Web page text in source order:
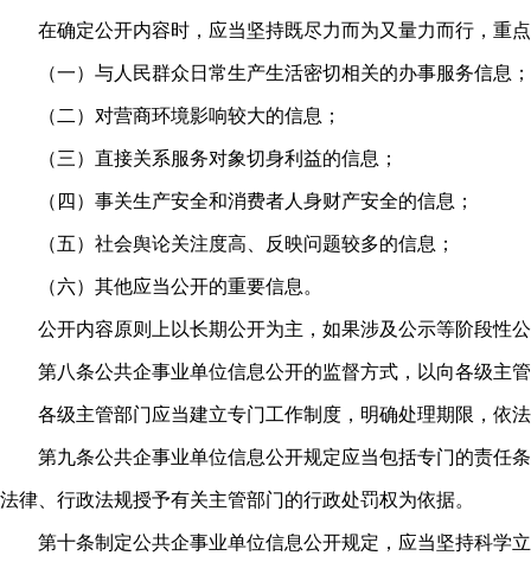
在确定公开内容时，应当坚持既尽力而为又量力而行，重
（一）与人民群众日常生产生活密切相关的办事服务信息；
（二）对营商环境影响较大的信息；
（三）直接关系服务对象切身利益的信息；
（四）事关生产安全和消费者人身财产安全的信息；
（五）社会舆论关注度高、反映问题较多的信息；
（六）其他应当公开的重要信息。
公开内容原则上以长期公开为主，如果涉及公示等阶段性
第八条公共企事业单位信息公开的监督方式，以向各级主
各级主管部门应当建立专门工作制度，明确处理期限，依
第九条公共企事业单位信息公开规定应当包括专门的责任
法律、行政法规授予有关主管部门的行政处罚权为依据。
第十条制定公共企事业单位信息公开规定，应当坚持科学